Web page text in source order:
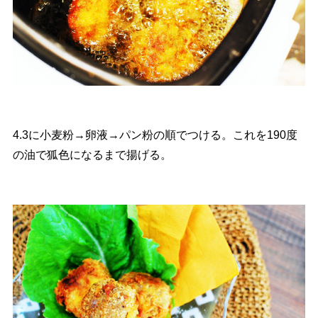
4.3に小麦粉→卵液→パン粉の順でつける。これを190度
の油で狐色になるまで揚げる。